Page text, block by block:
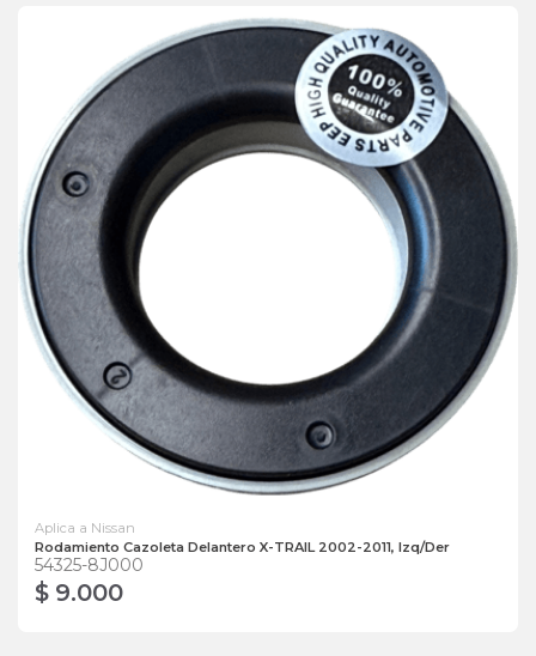
Aplica a Nissan
Rodamiento Cazoleta Delantero X-TRAIL 2002-2011, Izq/Der
54325-8J000
$ 9.000